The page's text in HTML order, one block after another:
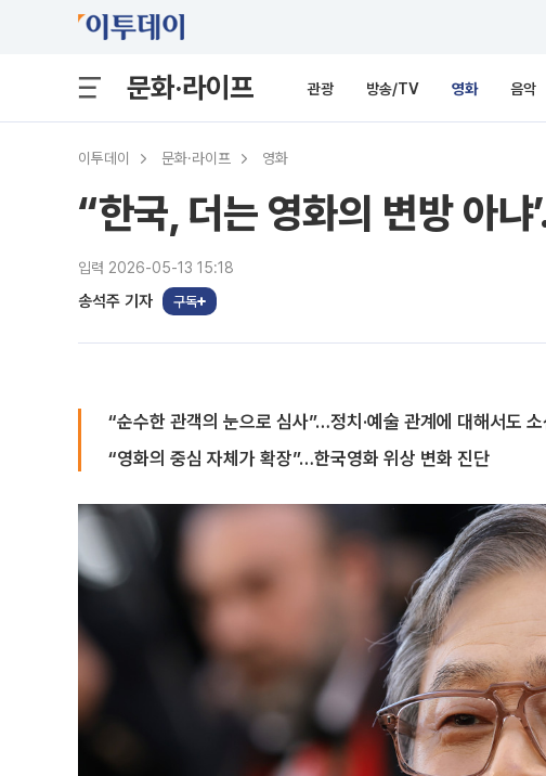
문화·라이프 관광 방송/TV 영화 음악
이투데이 문화·라이프 영화
“한국, 더는 영화의 변방 아
입력 2026-05-13 15:18
송석주 기자 구독
“순수한 관객의 눈으로 심사”…정치·예술 관계에 대해서도 소
“영화의 중심 자체가 확장”…한국영화 위상 변화 진단